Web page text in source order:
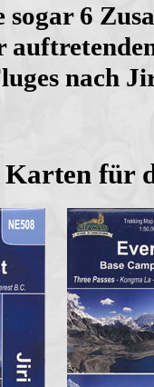
6
nach
Karten für